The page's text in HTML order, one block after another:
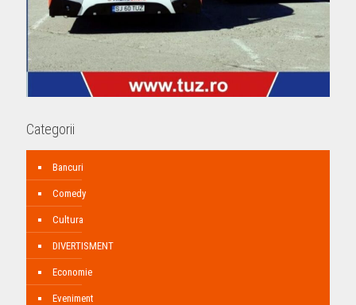
Categorii
Bancuri
Comedy
Cultura
DIVERTISMENT
Economie
Eveniment